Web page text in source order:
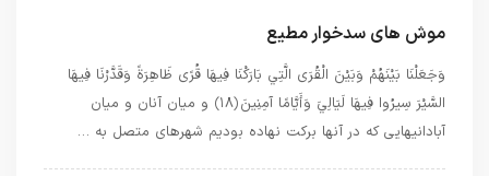
موش های سدخوار مطیع
وَجَعَلْنَا بَيْنَهُمْ وَبَيْنَ الْقُرَى الَّتِي بَارَكْنَا فِيهَا قُرًى ظَاهِرَةً وَقَدَّرْنَا فِيهَا
السَّيْرَ سِيرُوا فِيهَا لَيَالِيَ وَأَيَّامًا آمِنِينَ ﴿۱۸﴾ و ميان آنان و ميان
آبادانيهايى كه در آنها بركت نهاده بوديم شهرهاى متصل به …